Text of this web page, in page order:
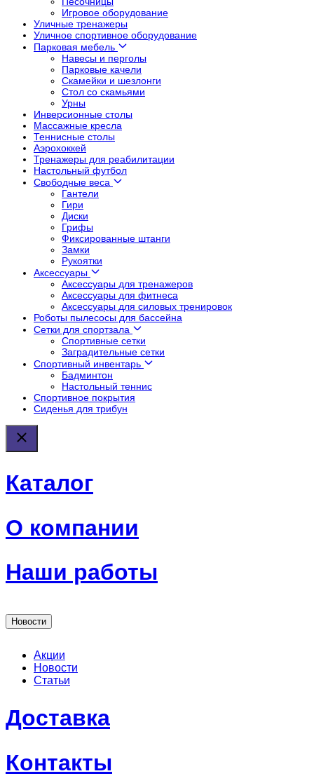
Игровое оборудование
Уличные тренажеры
Уличное спортивное оборудование
Парковая мебель
Навесы и перголы
Парковые качели
Скамейки и шезлонги
Стол со скамьями
Урны
Инверсионные столы
Массажные кресла
Теннисные столы
Аэрохоккей
Тренажеры для реабилитации
Настольный футбол
Свободные веса
Гантели
Гири
Диски
Грифы
Фиксированные штанги
Замки
Рукоятки
Аксессуары
Аксессуары для тренажеров
Аксессуары для фитнеса
Аксессуары для силовых тренировок
Роботы пылесосы для бассейна
Сетки для спортзала
Спортивные сетки
Заградительные сетки
Спортивный инвентарь
Бадминтон
Настольный теннис
Спортивное покрытия
Сиденья для трибун
Каталог
О компании
Наши работы
Новости
Акции
Новости
Статьи
Доставка
Контакты